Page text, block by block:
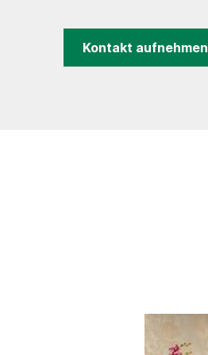
Kontakt aufnehmen